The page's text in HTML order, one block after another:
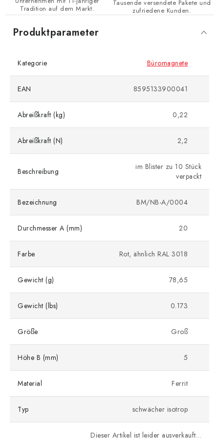
Tradition auf dem Markt.
Tausende versendete Pakete und
zufriedene Kunden.
Produktparameter
Kategorie Büromagnete
EAN 8595133900041
Abreißkraft (kg) 0,22
Abreißkraft (N) 2,2
Beschreibung
im Blister zu 10 Stück
verpackt
Bezeichnung BM/NB-A/0004
Durchmesser A (mm) 20
Farbe Rot, ähnlich RAL 3018
Gewicht (g) 78,65
Gewicht (lbs) 0.173
Größe Groß
Höhe B (mm) 5
Material Ferrit
Typ schwächer isotrop
Dieser Artikel ist leider ausverkauft…